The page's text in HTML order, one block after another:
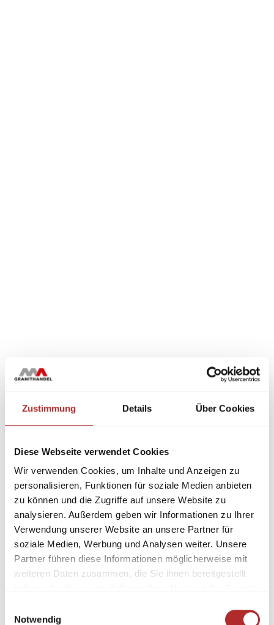
Zustimmung Details Über Cookies
Diese Webseite verwendet Cookies
Wir verwenden Cookies, um Inhalte und Anzeigen zu
personalisieren, Funktionen für soziale Medien anbieten
zu können und die Zugriffe auf unsere Website zu
analysieren. Außerdem geben wir Informationen zu Ihrer
Verwendung unserer Website an unsere Partner für
soziale Medien, Werbung und Analysen weiter. Unsere
Partner führen diese Informationen möglicherweise mit
weiteren Daten zusammen, die Sie ihnen bereitgestellt
Notwendig